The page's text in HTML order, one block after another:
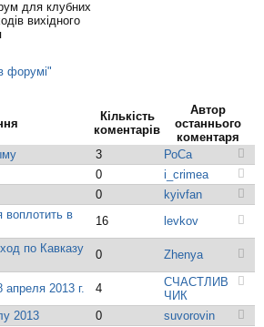
для клубних
вихідного
форумі"
Кількість
коментарів
Автор
останнього
коментаря
3
РоСа
0
i_crimea
0
kyivfan
воплотить в
16
levkov
по Кавказу
0 Zhenya
апреля 2013 г. 4
СЧАСТЛИВ
ЧИК
2013
0
suvorovin